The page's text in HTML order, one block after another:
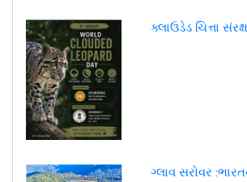
ક્લાઉડેડ ચિત્તા
ગ્લાવ સરોવર